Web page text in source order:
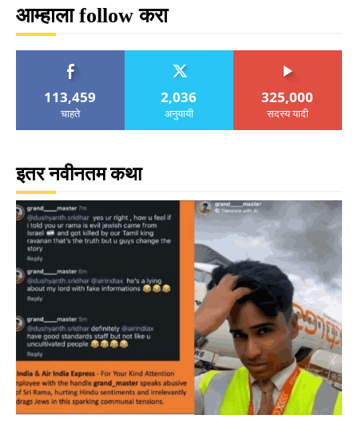
आम्हाला follow करा
113,459
चाहते
2,036
अनुयायी
325,000
सदस्य यादी
इतर नवीनतम कथा